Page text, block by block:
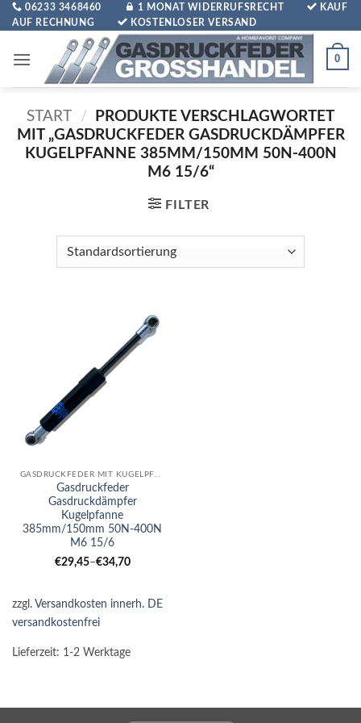
Zum
Inhalt
06233 3468460 1 MONAT WIDERRUFSRECHT
KAUF
AUF RECHNUNG
KOSTENLOSER VERSAND
0
START /
PRODUKTE VERSCHLAGWORTET
MIT „GASDRUCKFEDER GASDRUCKDÄMPFER
KUGELPFANNE 385MM/150MM 50N-400N
M6 15/6“
FILTER
GASDRUCKFEDER MIT KUGELPFANNE
Gasdruckfeder
Gasdruckdämpfer
Kugelpfanne
385mm/150mm 50N-400N
M6 15/6
€29,45–€34,70
zzgl. Versandkosten innerh. DE
versandkostenfrei
Lieferzeit: 1-2 Werktage